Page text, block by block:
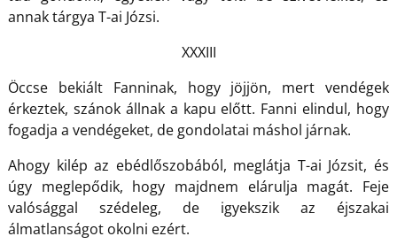
annak tárgya T-ai Józsi.
XXXIII
Öccse bekiált Fanninak, hogy jöjjön, mert vendégek
érkeztek, szánok állnak a kapu előtt. Fanni elindul, hogy
fogadja a vendégeket, de gondolatai máshol járnak.
Ahogy kilép az ebédlőszobából, meglátja T-ai Józsit, és
úgy meglepődik, hogy majdnem elárulja magát. Feje
valósággal szédeleg, de igyekszik az éjszakai
álmatlanságot okolni ezért.